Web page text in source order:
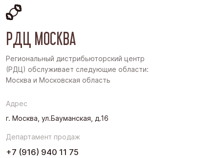
Восточная Сибирь
Дальний Восток
Поволжье
Урал
РДЦ МОСКВА
Региональный дистрибьюторский центр
(РДЦ) обслуживает следующие области:
Москва и Московская область
Адрес
г. Москва, ул.Бауманская, д.16
Департамент продаж
+7 (916) 940 11 75